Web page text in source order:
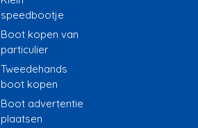
speedbootje
Boot kopen van
particulier
Tweedehands
boot kopen
Boot advertentie
plaatsen